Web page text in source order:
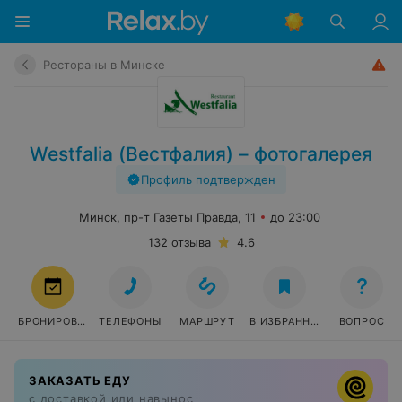
Рестораны в Минске
Westfalia (Вестфалия) – фотогалерея
Профиль подтвержден
Минск, пр-т Газеты Правда, 11
до 23:00
132 отзыва
4.6
БРОНИРОВАТЬ ТЕЛЕФОНЫ МАРШРУТ В ИЗБРАННОЕ ВОПРОС
ЗАКАЗАТЬ ЕДУ
с доставкой или навынос